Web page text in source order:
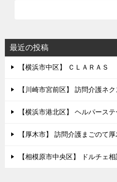
最近の投稿
【横浜市中区】 ＣＬＡＲＡＳ
【川崎市宮前区】 訪問介護ネク
【横浜市港北区】 ヘルパース
【厚木市】 訪問介護まごのて厚
【相模原市中央区】 ドルチェ